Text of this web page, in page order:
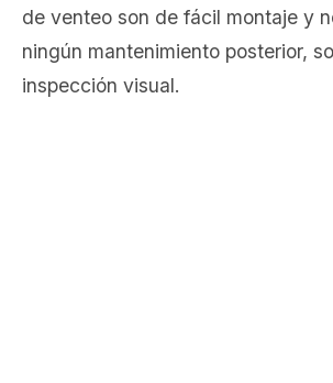
de venteo son de fácil montaje y
ningún mantenimiento posterior,
inspección visual.